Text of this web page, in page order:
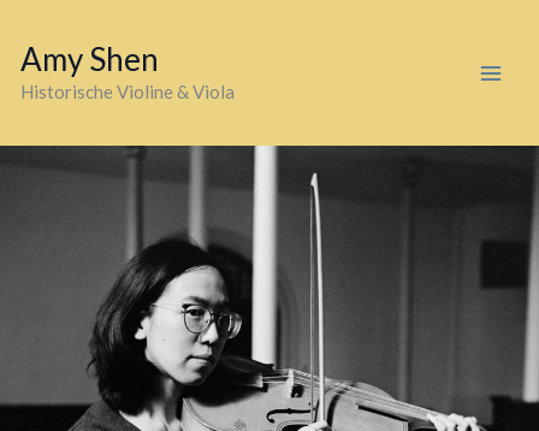
Inhalt
springen
Amy Shen
Historische Violine & Viola